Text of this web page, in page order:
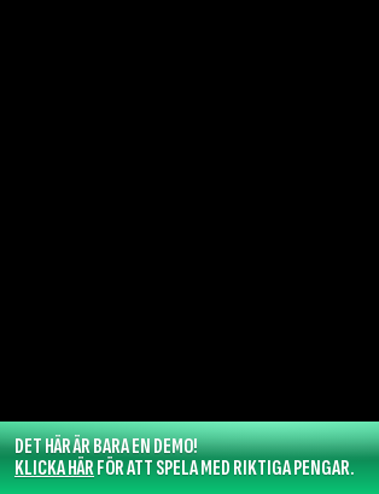
DET HÄR ÄR BARA EN DEMO!
KLICKA HÄRFÖR ATT SPELA MED RIKTIGA PENGAR.